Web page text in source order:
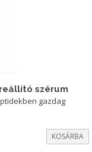
szérum
gazdag
KOSÁRBA